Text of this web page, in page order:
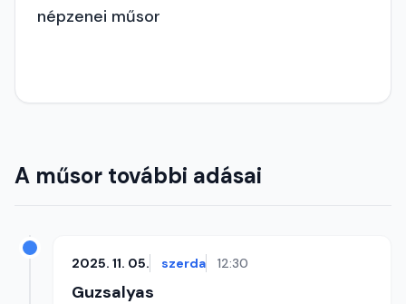
népzenei műsor
A műsor további adásai
2025. 11. 05. szerda 12:30
Guzsalyas